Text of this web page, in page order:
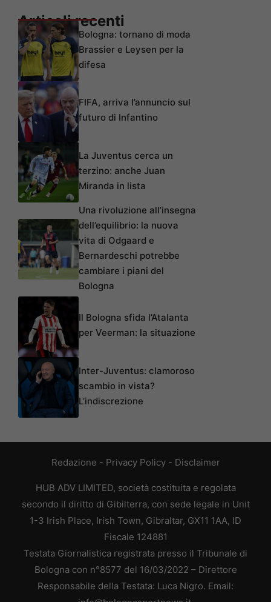
Articoli recenti
Bologna: tornano di moda
Brassier e Leysen per la
difesa
FIFA, arriva l’annuncio sul
futuro di Infantino
La Juventus cerca un
terzino: anche Juan
Miranda in lista
Una rivoluzione all’insegna
dell’equilibrio: la nuova
vita di Odgaard e
Bernardeschi potrebbe
cambiare i piani del
Bologna
Il Bologna sfida l’Atalanta
per Veerman: la situazione
Inter-Juventus: clamoroso
scambio in vista?
L’indiscrezione
Redazione - Privacy Policy- Disclaimer
HUB ADV LIMITED, società costituita e regolata
secondo il diritto di Gibilterra, con sede legale in Unit
1-3 Irish Place, Irish Town, Gibraltar, GX11 1AA, ID
Fiscale 124881
Testata Giornalistica registrata presso il Tribunale di
Bologna con n°8577 del 16/03/2022 – Direttore
Responsabile della Testata: Luca Nigro. Email: